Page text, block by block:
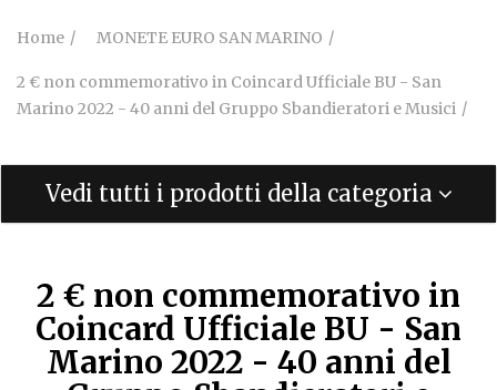
Home MONETE EURO SAN MARINO
2 € non commemorativo in Coincard Ufficiale BU - San
Marino 2022 - 40 anni del Gruppo Sbandieratori e Musici
Vedi tutti i prodotti della categoria
2 € non commemorativo in
Coincard Ufficiale BU - San
Marino 2022 - 40 anni del